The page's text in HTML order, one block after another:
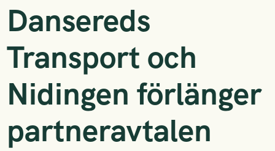
Dansereds
Transport och
Nidingen förlänger
partneravtalen